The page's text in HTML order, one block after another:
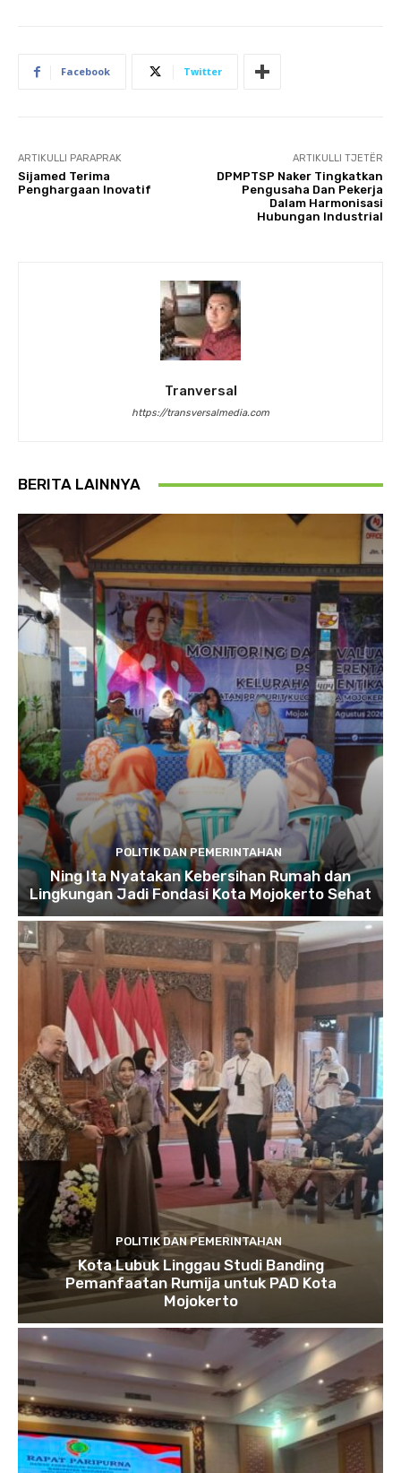
Facebook Twitter
ARTIKULLI PARAPRAK
Sijamed Terima
Penghargaan Inovatif
ARTIKULLI TJETËR
DPMPTSP Naker Tingkatkan
Pengusaha Dan Pekerja
Dalam Harmonisasi
Hubungan Industrial
Tranversal
https://transversalmedia.com
BERITA LAINNYA
POLITIK DAN PEMERINTAHAN
Ning Ita Nyatakan Kebersihan Rumah dan
Lingkungan Jadi Fondasi Kota Mojokerto Sehat
POLITIK DAN PEMERINTAHAN
Kota Lubuk Linggau Studi Banding
Pemanfaatan Rumija untuk PAD Kota
Mojokerto